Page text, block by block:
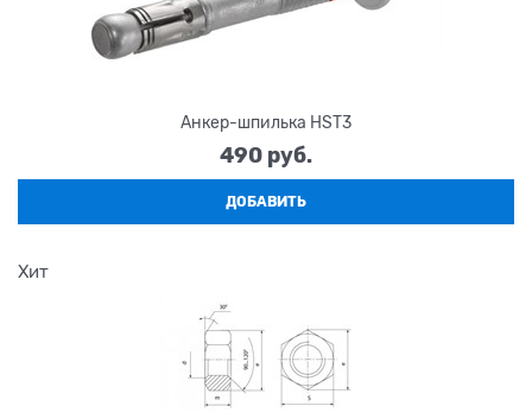
Анкер-шпилька HST3
490 руб.
ДОБАВИТЬ
Хит